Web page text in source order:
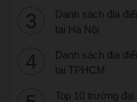
Danh sách địa
tại Hà Nội
Danh sách địa
tại TPHCM
Top 10 trường